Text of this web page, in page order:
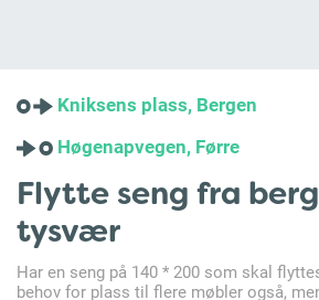
Kniksens plass, Bergen
Høgenapvegen, Førre
Flytte seng fra
tysvær
Har en seng på 140 * 200 som skal
behov for plass til flere møbler også,